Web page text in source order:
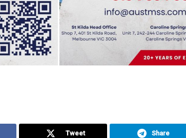
Tweet Share